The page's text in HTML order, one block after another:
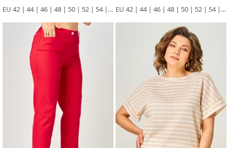
EU 42 | 44 | 46 | 48 | 50 | 52 | 54 | 56 EU 42 | 44 | 46 | 48 | 50 | 52 | 54 | 56